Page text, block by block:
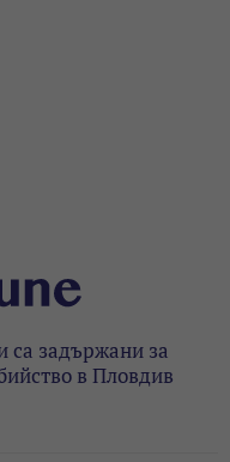
са задържани за
в Пловдив